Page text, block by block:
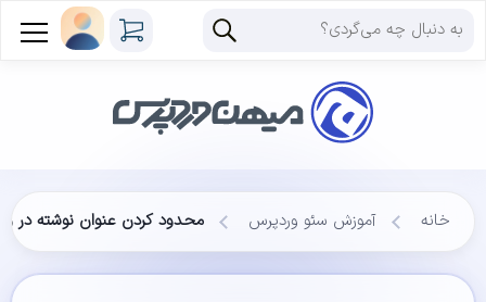
خانه آموزش سئو وردپرس محدود کردن عنوان نوشته در